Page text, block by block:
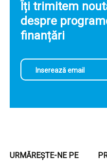
Îți trimitem
despre
finanțări
URMĂREȘTE-NE PE